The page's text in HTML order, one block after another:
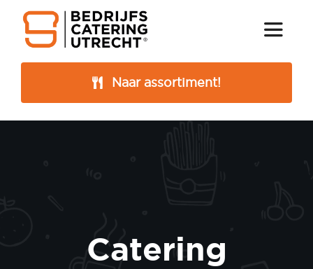
naar
Toggle
Naar assortiment!
Catering